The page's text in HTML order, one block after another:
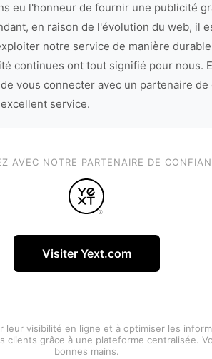
eu l'honneur de fournir une publicité
en raison de l'évolution du web, il
notre service de manière
continues ont tout signifié pour nous.
vous connecter avec un partenaire de
service.
AVEC NOTRE PARTENAIRE DE
Visiter Yext.com
leur visibilité en ligne et à optimiser les
clients grâce à une plateforme centralisée.
bonnes mains.